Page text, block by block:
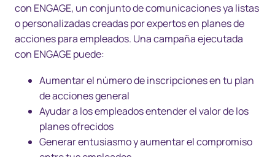
con ENGAGE, un conjunto de comunicaciones ya listas
o personalizadas creadas por expertos en planes de
acciones para empleados. Una campaña ejecutada
con ENGAGE puede:
Aumentar el número de inscripciones en tu plan
de acciones general
Ayudar a los empleados entender el valor de los
planes ofrecidos
Generar entusiasmo y aumentar el compromiso